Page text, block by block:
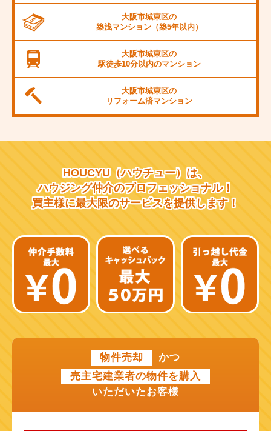
JR阪和線
JR桜島線
阪堺電軌上町線
東海道新幹線
阪急千里線
JR片町線
近鉄南大阪線
京阪中之島線
近鉄難波線
近鉄けいはんな線
山陽新幹線
大阪市城東区の
築浅マンション（築5年以内）
大阪市城東区の
駅徒歩10分以内のマンション
大阪市城東区の
リフォーム済マンション
HOUCYU（ハウチュー）は、
ハウジング仲介のプロフェッショナル！
買主様に最大限のサービスを提供します！
物件売却
かつ
売主宅建業者の物件を購入
いただいたお客様